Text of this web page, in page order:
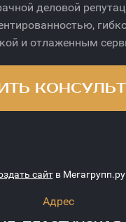
деловой
и отлаженным
сайтв Мегагрупп.ру
Адрес